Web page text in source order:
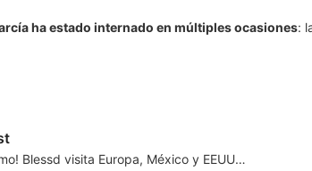
ha estado internado en múltiples ocasiones:
Blessd visita Europa, México y EEUU…